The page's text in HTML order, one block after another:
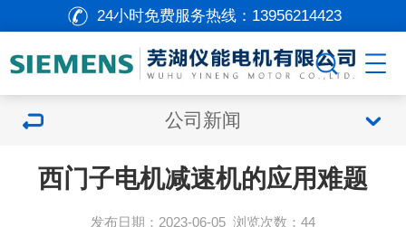
24小时免费服务热线： 13956214423
公司新闻
西门子电机减速机的应用难题
发布日期：2023-06-05 浏览次数：44